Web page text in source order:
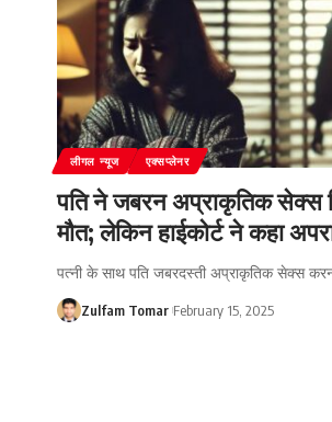
लीगल न्यूज एक्सप्लेनर
पति ने जबरन अप्राकृतिक सेक्स
मौत; लेकिन हाईकोर्ट ने कहा
पत्नी के साथ पति जबरदस्ती अप्राकृतिक सेक्स
Zulfam Tomar February 15, 2025